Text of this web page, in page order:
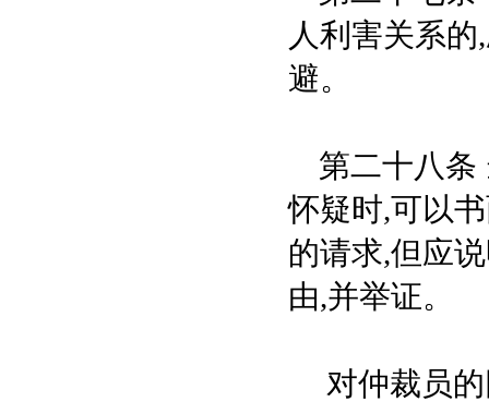
人利害关系
避。
第二十八条
怀疑时,可以
的请求,但应
由,并举证。
对仲裁员的